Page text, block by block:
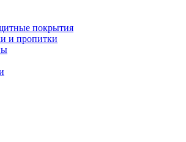
покрытия
и пропитки